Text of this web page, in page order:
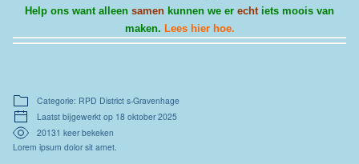
Help ons want alleen samen kunnen we er echt iets moois van
maken. Lees hier hoe.
Categorie: RPD District s-Gravenhage
Laatst bijgewerkt op 18 oktober 2025
20131 keer bekeken
Lorem ipsum dolor sit amet.